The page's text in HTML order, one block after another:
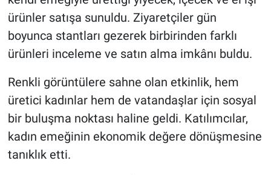
ürünler satışa sunuldu. Ziyaretçiler gün
boyunca stantları gezerek birbirinden farklı
ürünleri inceleme ve satın alma imkânı buldu.
Renkli görüntülere sahne olan etkinlik, hem
üretici kadınlar hem de vatandaşlar için sosyal
bir buluşma noktası haline geldi. Katılımcılar,
kadın emeğinin ekonomik değere dönüşmesine
tanıklık etti.